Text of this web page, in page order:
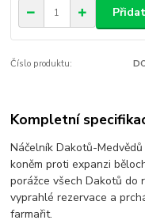
Číslo produktu:
Kompletní
Náčelník Dakotů-
koněm proti expanzi
porážce všech Dakotů do
vyprahlé rezervace a
farmařit.